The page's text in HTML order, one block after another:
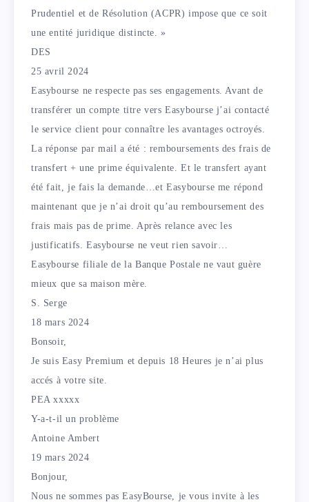
Prudentiel et de Résolution (ACPR) impose que ce soit
une entité juridique distincte. »
DES
25 avril 2024
Easybourse ne respecte pas ses engagements. Avant de
transférer un compte titre vers Easybourse j’ai contacté
le service client pour connaître les avantages octroyés.
La réponse par mail a été : remboursements des frais de
transfert + une prime équivalente. Et le transfert ayant
été fait, je fais la demande…et Easybourse me répond
maintenant que je n’ai droit qu’au remboursement des
frais mais pas de prime. Après relance avec les
justificatifs. Easybourse ne veut rien savoir…
Easybourse filiale de la Banque Postale ne vaut guère
mieux que sa maison mère.
S. Serge
18 mars 2024
Bonsoir,
Je suis Easy Premium et depuis 18 Heures je n’ai plus
accés à votre site.
PEA xxxxx
Y-a-t-il un problème
Antoine Ambert
19 mars 2024
Bonjour,
Nous ne sommes pas EasyBourse, je vous invite à les